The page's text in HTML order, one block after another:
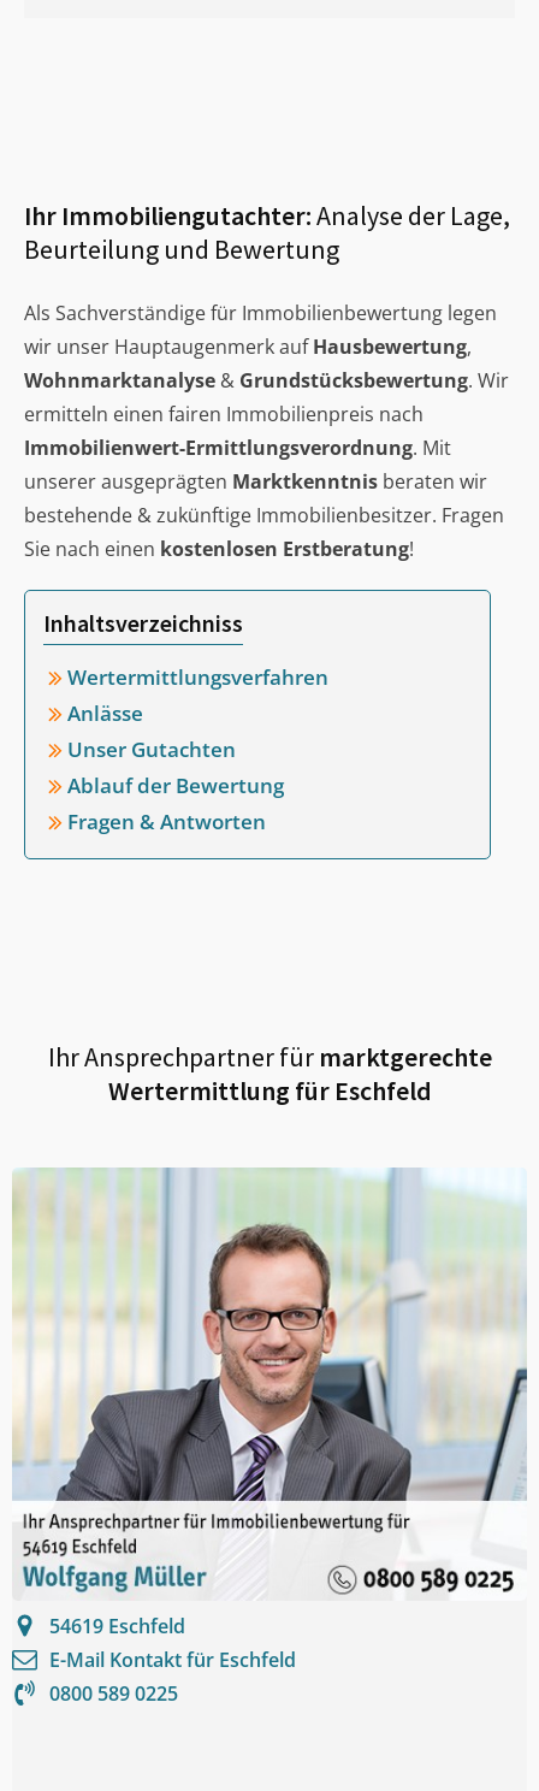
Ihr Immobiliengutachter:Analyse der Lage,
Beurteilung und Bewertung
Als Sachverständige für Immobilienbewertung legen
wir unser Hauptaugenmerk aufHausbewertung,
Wohnmarktanalyse & Grundstücksbewertung. Wir
ermitteln einen fairen Immobilienpreis nach
Immobilienwert-Ermittlungsverordnung. Mit
unserer ausgeprägten Marktkenntnis beraten wir
bestehende & zukünftige Immobilienbesitzer. Fragen
Sie nach einen kostenlosen Erstberatung!
Inhaltsverzeichniss
Wertermittlungsverfahren
Anlässe
Unser Gutachten
Ablauf der Bewertung
Fragen & Antworten
Ihr Ansprechpartner fürmarktgerechte
Wertermittlung für Eschfeld
54619 Eschfeld
E-Mail Kontakt für Eschfeld
0800 589 0225